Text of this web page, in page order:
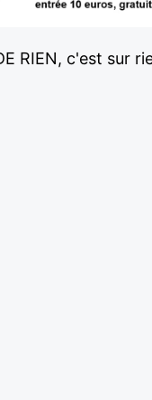
RIEN, c'est sur